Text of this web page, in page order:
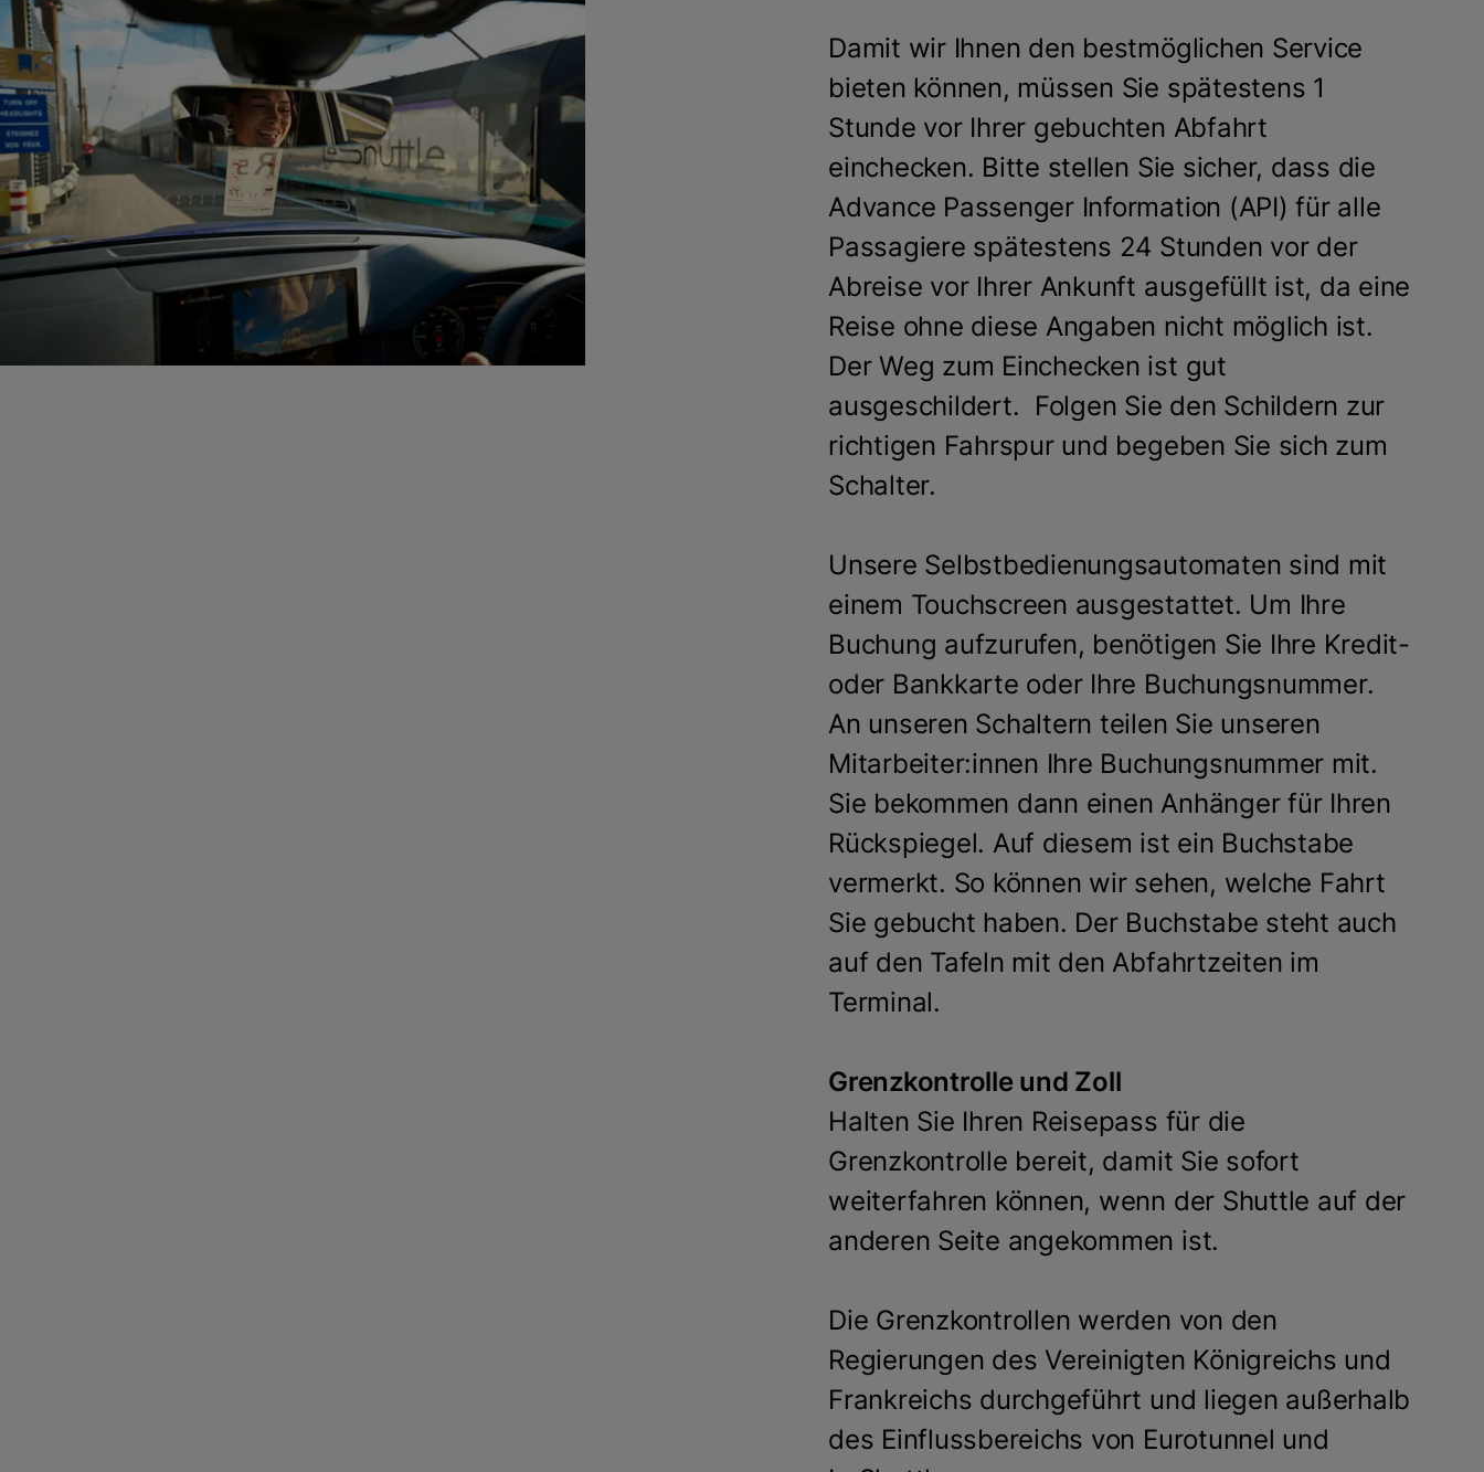
Damit wir Ihnen den bestmöglichen Service
bieten können, müssen Sie spätestens 1
Stunde vor Ihrer gebuchten Abfahrt
einchecken. Bitte stellen Sie sicher, dass die
Advance Passenger Information (API) für alle
Passagiere spätestens 24 Stunden vor der
Abreise vor Ihrer Ankunft ausgefüllt ist, da eine
Reise ohne diese Angaben nicht möglich ist.
Der Weg zum Einchecken ist gut
ausgeschildert. Folgen Sie den Schildern zur
richtigen Fahrspur und begeben Sie sich zum
Schalter.
Unsere Selbstbedienungsautomaten sind mit
einem Touchscreen ausgestattet. Um Ihre
Buchung aufzurufen, benötigen Sie Ihre Kredit-
oder Bankkarte oder Ihre Buchungsnummer.
An unseren Schaltern teilen Sie unseren
Mitarbeiter:innen Ihre Buchungsnummer mit.
Sie bekommen dann einen Anhänger für Ihren
Rückspiegel. Auf diesem ist ein Buchstabe
vermerkt. So können wir sehen, welche Fahrt
Sie gebucht haben. Der Buchstabe steht auch
auf den Tafeln mit den Abfahrtzeiten im
Terminal.
Grenzkontrolle und Zoll
Halten Sie Ihren Reisepass für die
Grenzkontrolle bereit, damit Sie sofort
weiterfahren können, wenn der Shuttle auf der
anderen Seite angekommen ist.
Die Grenzkontrollen werden von den
Regierungen des Vereinigten Königreichs und
Frankreichs durchgeführt und liegen außerhalb
des Einflussbereichs von Eurotunnel und